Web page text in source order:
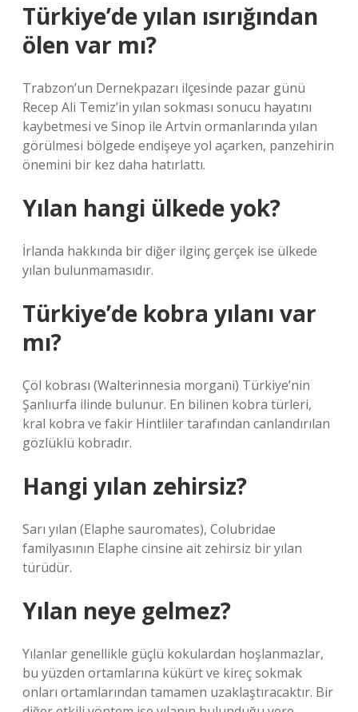
Türkiye’de yılan ısırığından
ölen var mı?
Trabzon’un Dernekpazarı ilçesinde pazar günü
Recep Ali Temiz’in yılan sokması sonucu hayatını
kaybetmesi ve Sinop ile Artvin ormanlarında yılan
görülmesi bölgede endişeye yol açarken, panzehirin
önemini bir kez daha hatırlattı.
Yılan hangi ülkede yok?
İrlanda hakkında bir diğer ilginç gerçek ise ülkede
yılan bulunmamasıdır.
Türkiye’de kobra yılanı var
mı?
Çöl kobrası (Walterinnesia morgani) Türkiye’nin
Şanlıurfa ilinde bulunur. En bilinen kobra türleri,
kral kobra ve fakir Hintliler tarafından canlandırılan
gözlüklü kobradır.
Hangi yılan zehirsiz?
Sarı yılan (Elaphe sauromates), Colubridae
familyasının Elaphe cinsine ait zehirsiz bir yılan
türüdür.
Yılan neye gelmez?
Yılanlar genellikle güçlü kokulardan hoşlanmazlar,
bu yüzden ortamlarına kükürt ve kireç sokmak
onları ortamlarından tamamen uzaklaştıracaktır. Bir